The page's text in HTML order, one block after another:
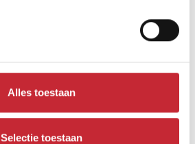
Alles toestaan
Selectie toestaan
119 x 48 x 48 cm